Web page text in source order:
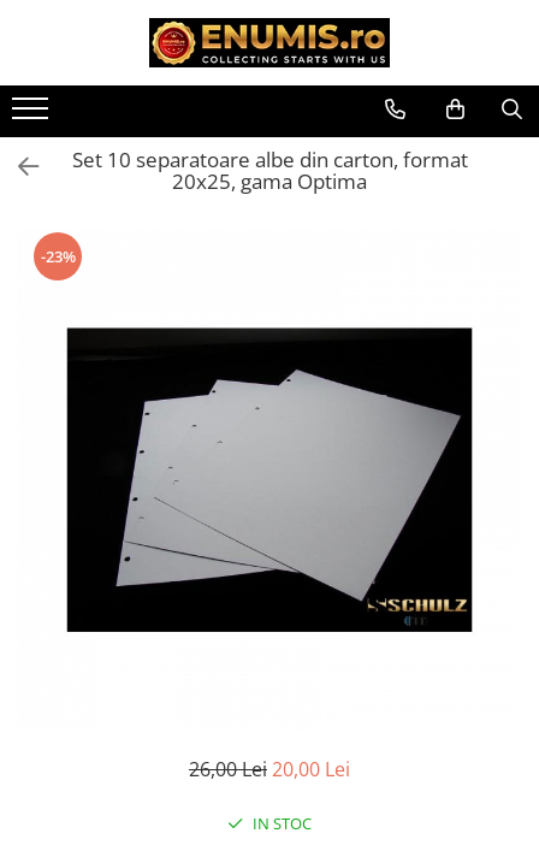
Monede Romania
Accesorii colectie monede
Albume cu folii pentru stocare
monede
Capsule monede
Soluții curățare, pensete, mănuși,
Tavite stocare si expunere
Monede straine
Monede Africa
Monede America
Monede Australia si Oceania
Albume cu folii pentru stocare
Set 10 separatoare albe din carton, format
20x25, gama Optima
-23%
26,00 Lei20,00 Lei
IN STOC